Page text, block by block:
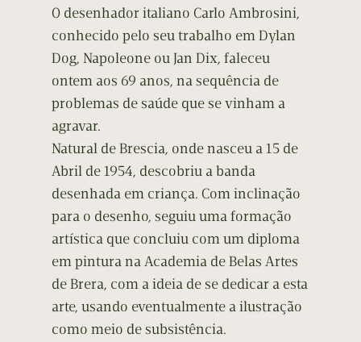
O desenhador italiano Carlo Ambrosini,
conhecido pelo seu trabalho em Dylan
Dog, Napoleone ou Jan Dix, faleceu
ontem aos 69 anos, na sequência de
problemas de saúde que se vinham a
agravar.
Natural de Brescia, onde nasceu a 15 de
Abril de 1954, descobriu a banda
desenhada em criança. Com inclinação
para o desenho, seguiu uma formação
artística que concluiu com um diploma
em pintura na Academia de Belas Artes
de Brera, com a ideia de se dedicar a esta
arte, usando eventualmente a ilustração
como meio de subsistência.